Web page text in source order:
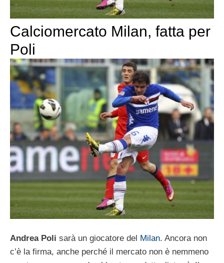
Calciomercato Milan, fatta per
Poli
Andrea Poli sarà un giocatore del Milan. Ancora non
c’è la firma, anche perché il mercato non è nemmeno